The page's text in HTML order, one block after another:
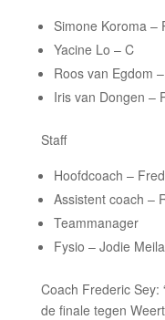
Simone Koroma –
Yacine Lo – C
Roos van Egdom
Iris van Dongen –
Staff
Hoofdcoach –
Assistent coach –
Teammanager
Fysio – Jodie
Coach Frederic Sey:
de finale tegen